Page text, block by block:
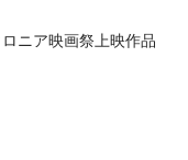
ニア映画祭上映作品